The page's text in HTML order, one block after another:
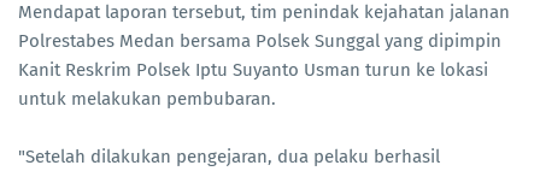
Mendapat laporan tersebut, tim penindak kejahatan jalanan
Polrestabes Medan bersama Polsek Sunggal yang dipimpin
Kanit Reskrim Polsek Iptu Suyanto Usman turun ke lokasi
untuk melakukan pembubaran.
"Setelah dilakukan pengejaran, dua pelaku berhasil